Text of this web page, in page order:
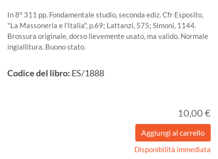
In 8° 311 pp. Fondamentale studio, seconda ediz. Cfr Esposito,
"La Massoneria e l'Italia", p.69; Lattanzi, 575; Simoni, 1144.
Brossura originale, dorso lievemente usato, ma valido. Normale
ingiallitura. Buono stato.
Codice del libro: ES/1888
10,00 €
Disponibilità immediata